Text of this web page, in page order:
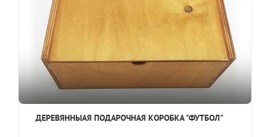
ДЕРЕВЯННЫАЯ ПОДАРОЧНАЯ КОРОБКА "ФУТБОЛ"